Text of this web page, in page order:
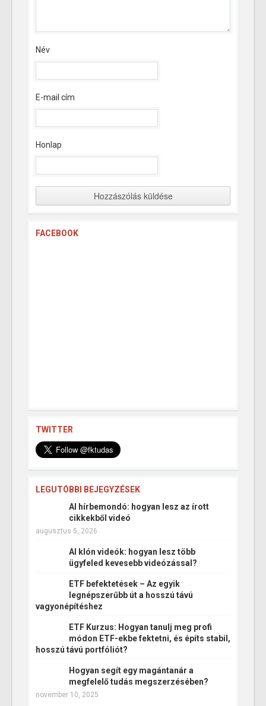
Név
E-mail cím
Honlap
FACEBOOK
TWITTER
LEGUTÓBBI BEJEGYZÉSEK
AI hírbemondó: hogyan lesz az írott
cikkekből videó
augusztus 5, 2026
AI klón videók: hogyan lesz több
ügyfeled kevesebb videózással?
ETF befektetések – Az egyik
legnépszerűbb út a hosszú távú
vagyonépítéshez
ETF Kurzus: Hogyan tanulj meg profi
módon ETF-ekbe fektetni, és építs stabil,
hosszú távú portfóliót?
Hogyan segít egy magántanár a
megfelelő tudás megszerzésében?
november 10, 2025